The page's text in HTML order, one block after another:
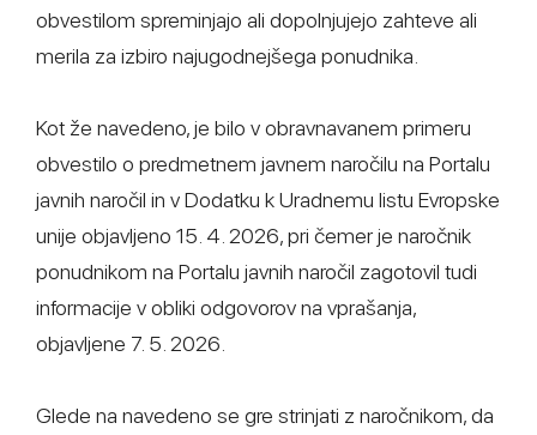
obvestilom spreminjajo ali dopolnjujejo zahteve ali
merila za izbiro najugodnejšega ponudnika.
Kot že navedeno, je bilo v obravnavanem primeru
obvestilo o predmetnem javnem naročilu na Portalu
javnih naročil in v Dodatku k Uradnemu listu Evropske
unije objavljeno 15. 4. 2026, pri čemer je naročnik
ponudnikom na Portalu javnih naročil zagotovil tudi
informacije v obliki odgovorov na vprašanja,
objavljene 7. 5. 2026.
Glede na navedeno se gre strinjati z naročnikom, da